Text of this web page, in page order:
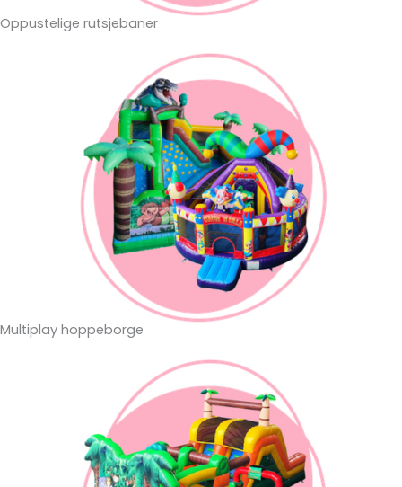
Oppustelige rutsjebaner
Multiplay hoppeborge